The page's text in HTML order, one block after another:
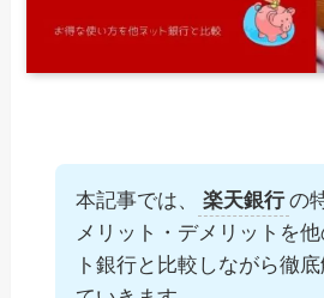
本記事では、 楽天銀行 の
メリット・デメリットを他
ト銀行と比較しながら徹